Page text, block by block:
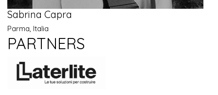
Sabrina Capra
Parma, Italia
PARTNERS